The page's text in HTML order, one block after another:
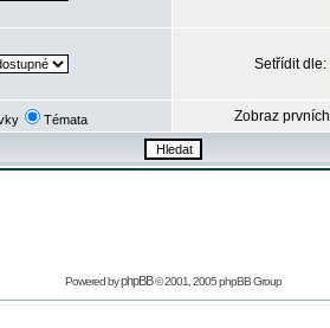
Setřídit dle:
Témata Zobraz prvních
Powered byphpBB© 2001, 2005 phpBB Group